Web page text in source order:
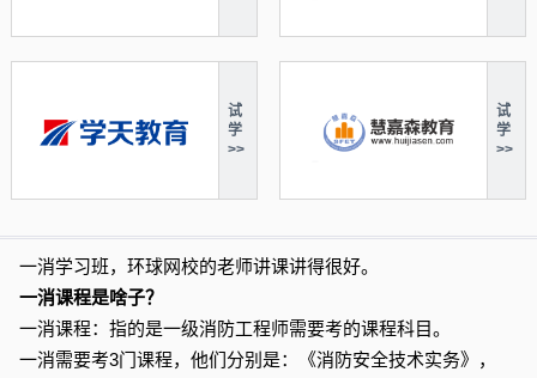
试
学
>>
试
学
>>
一消学习班，环球网校的老师讲课讲得很好。
一消课程是啥子？
一消课程：指的是一级消防工程师需要考的课程科目。
一消需要考3门课程，他们分别是：《消防安全技术实务》，